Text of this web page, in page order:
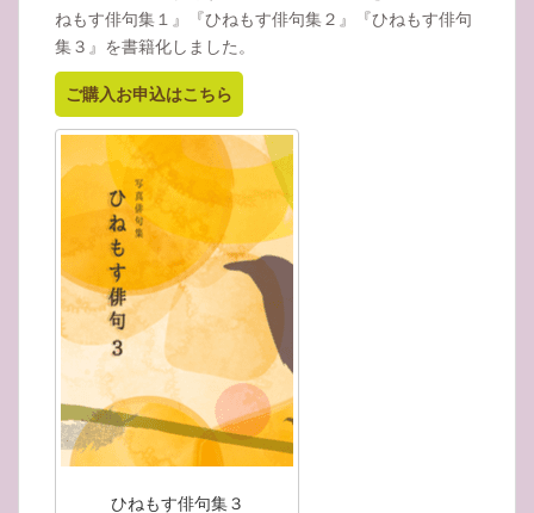
ねもす俳句集１』『ひねもす俳句集２』『ひねもす俳句
集３』を書籍化しました。
ご購入お申込はこちら
ひねもす俳句集３